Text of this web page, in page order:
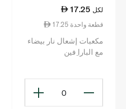
17.25 لكل
17.25 قطعة واحدة
مكعبات إشعال نار بيضاء
مع البارا ِفين
0